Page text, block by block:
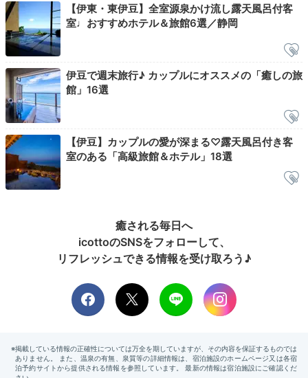
朝食もボリュームがあって、魚の干物を中心に名産の金
目鯛や小鉢、自家製豆腐もあり大満足。部屋食なので焦
って身支度しなくてもいいので楽でした。
Check-out
10:00 宿を出発
心温まる2日間に
チェックアウト
外観
【伊東・東伊豆】全室源泉かけ流し露天風呂付客
室♩おすすめホテル＆旅館6選／静岡
伊豆で週末旅行♪ カップルにオススメの「癒しの旅
館」16選
【伊豆】カップルの愛が深まる♡露天風呂付き客
室のある「高級旅館＆ホテル」18選
癒される毎日へ
icottoのSNSをフォローして、
リフレッシュできる情報を受け取ろう♪